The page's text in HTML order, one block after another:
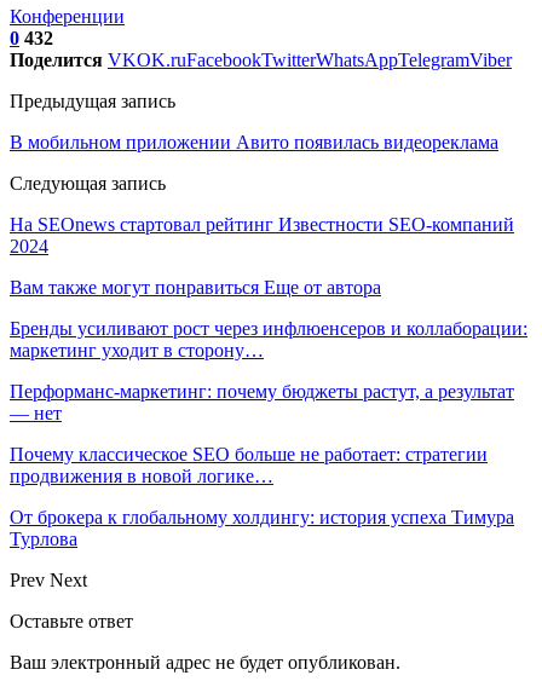
Конференции
0 432
Поделится VKOK.ruFacebookTwitterWhatsAppTelegramViber
Предыдущая запись
В мобильном приложении Авито появилась видеореклама
Следующая запись
На SEOnews стартовал рейтинг Известности SEO-компаний
2024
Вам также могут понравиться Еще от автора
Бренды усиливают рост через инфлюенсеров и коллаборации:
маркетинг уходит в сторону…
Перформанс-маркетинг: почему бюджеты растут, а результат
— нет
Почему классическое SEO больше не работает: стратегии
продвижения в новой логике…
От брокера к глобальному холдингу: история успеха Тимура
Турлова
Prev Next
Оставьте ответ
Ваш электронный адрес не будет опубликован.